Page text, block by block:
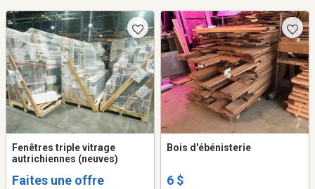
Fenêtres triple vitrage
autrichiennes (neuves)
Faites une offre
Bois d'ébénisterie
6 $